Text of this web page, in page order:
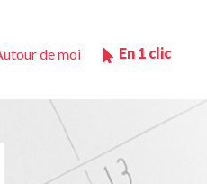
de moi En 1 clic